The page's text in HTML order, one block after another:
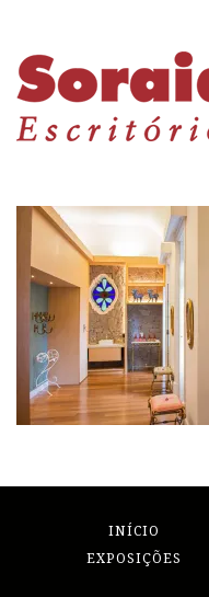
INÍCIO
EXPOSIÇÕES